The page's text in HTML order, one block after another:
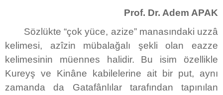
Prof. Dr. Adem APAK
Sözlükte “çok yüce, azize” manasındaki uzzâ
kelimesi, azîzin mübalağalı şekli olan eazze
kelimesinin müennes halidir. Bu isim özellikle
Kureyş ve Kinâne kabilelerine ait bir put, aynı
zamanda da Gatafânlılar tarafından tapınılan